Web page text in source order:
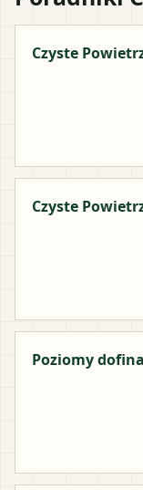
Czyste
Czyste
Poziomy